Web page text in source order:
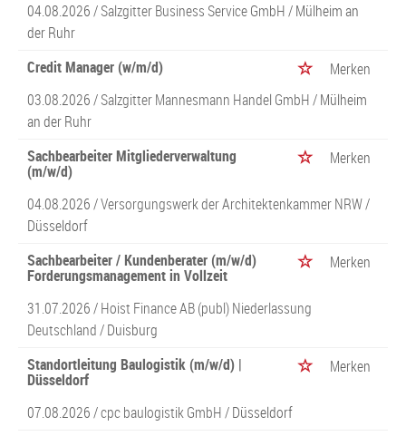
04.08.2026 /Salzgitter Business Service GmbH/ Mülheim an
der Ruhr
Credit Manager (w/m/d)
Merken
03.08.2026 /Salzgitter Mannesmann Handel GmbH/ Mülheim
an der Ruhr
Sachbearbeiter Mitgliederverwaltung
(m/w/d)
Merken
04.08.2026 /Versorgungswerk der Architektenkammer NRW/
Düsseldorf
Sachbearbeiter / Kundenberater (m/w/d)
Forderungsmanagement in Vollzeit
Merken
31.07.2026 /Hoist Finance AB (publ) Niederlassung
Deutschland/ Duisburg
Standortleitung Baulogistik (m/w/d) |
Düsseldorf
Merken
07.08.2026 /cpc baulogistik GmbH/ Düsseldorf